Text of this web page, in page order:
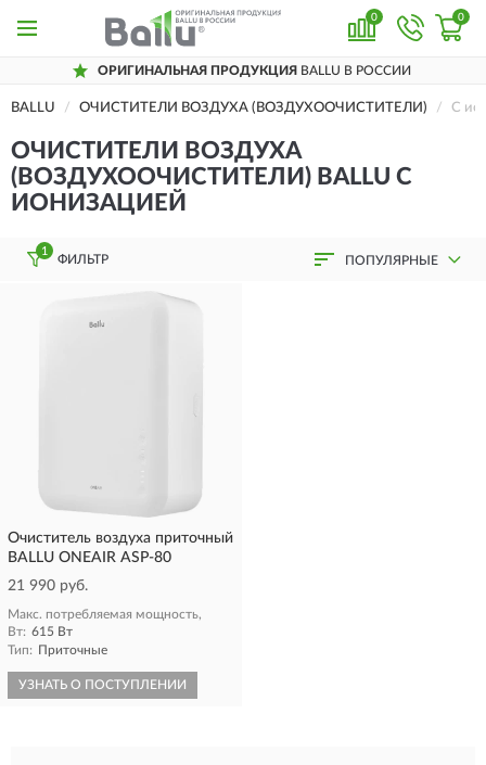
0 0
ОРИГИНАЛЬНАЯ ПРОДУКЦИЯ BALLU В РОССИИ
BALLU ОЧИСТИТЕЛИ ВОЗДУХА (ВОЗДУХООЧИСТИТЕЛИ) С
ОЧИСТИТЕЛИ ВОЗДУХА
(ВОЗДУХООЧИСТИТЕЛИ) BALLU С
ИОНИЗАЦИЕЙ
1
ФИЛЬТР ПОПУЛЯРНЫЕ
Очиститель воздуха приточный
BALLU ONEAIR ASP-80
21 990 руб.
Макс. потребляемая мощность,
Вт: 615 Вт
Тип: Приточные
УЗНАТЬ О ПОСТУПЛЕНИИ